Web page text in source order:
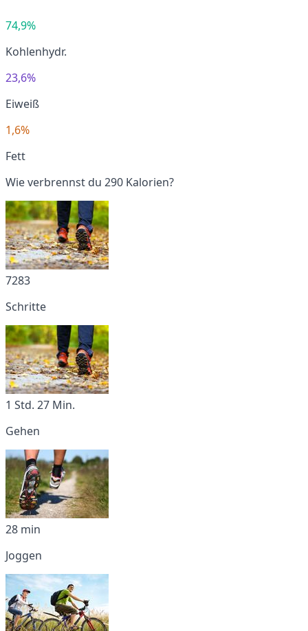
74,9%
Kohlenhydr.
23,6%
Eiweiß
1,6%
Fett
Wie verbrennst du 290 Kalorien?
7283
Schritte
1 Std. 27 Min.
Gehen
28 min
Joggen